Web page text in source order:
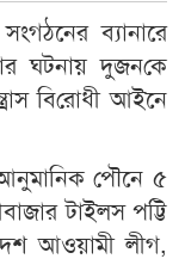
ব্যানারে
ঘটনায় দুজন‌কে
বি‌রোধী আইনে
পৌনে ৫
টাইলস পট্টি
আওয়ামী লীগ,